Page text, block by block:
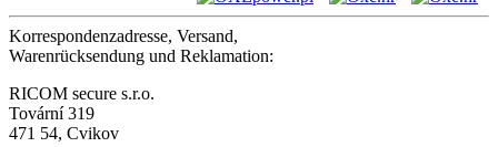
Korrespondenzadresse, Versand,
Warenrücksendung und Reklamation:
RICOM secure s.r.o.
Tovární 319
471 54, Cvikov